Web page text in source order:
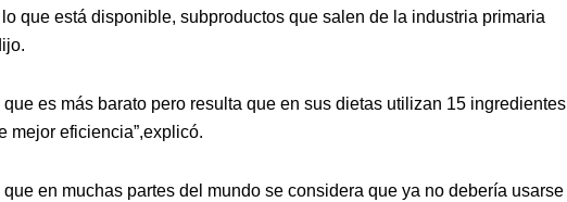
que está disponible, subproductos que salen de la industria primaria
es más barato pero resulta que en sus dietas utilizan 15 ingredientes
mejor eficiencia”,explicó.
en muchas partes del mundo se considera que ya no debería usarse